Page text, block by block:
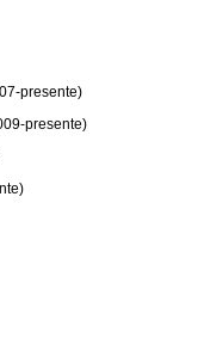
presente)
presente)